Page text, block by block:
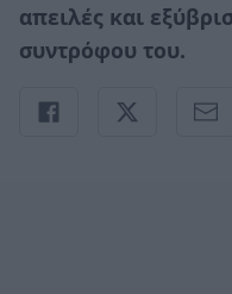
απειλές και
συντρόφου του.